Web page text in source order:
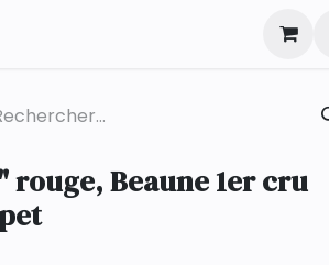
rouge, Beaune 1er cru